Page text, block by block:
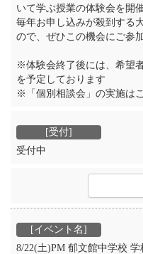
いて学ぶ授業の体験会を開
毎年お申し込みが殺到する
ので、ぜひこの機会にご参
※体験会終了後には、希望
を予定しております
※「個別相談会」の実施は
受付中
8/22(土)PM 郁文館中学校 学